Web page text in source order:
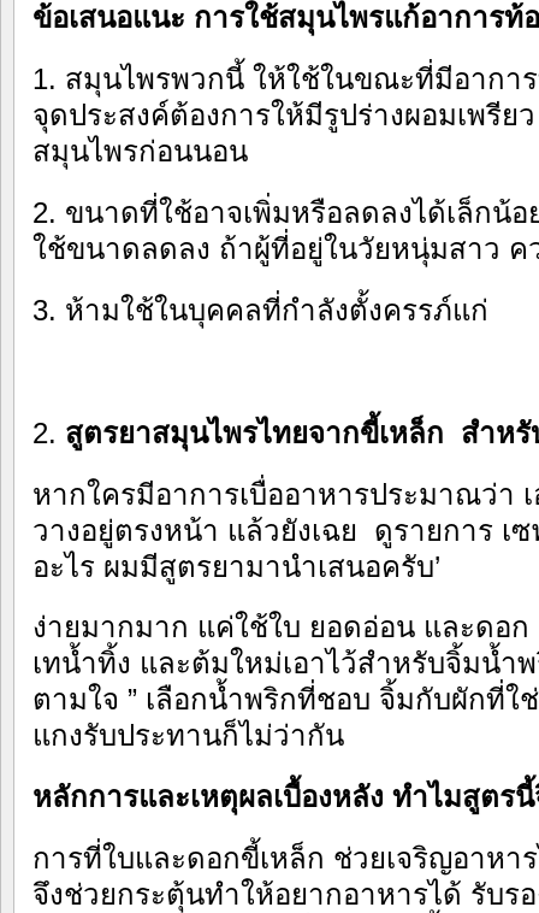
ข้อเสนอแนะ การใช้สมุนไพรแก้อาการท้
1. สมุนไพรพวกนี้ ให้ใช้ในขณะที่มีอากา
จุดประสงค์ต้องการให้มีรูปร่างผอมเพรีย
สมุนไพรก่อนนอน
2. ขนาดที่ใช้อาจเพิ่มหรือลดลงได้เล็กน้อ
ใช้ขนาดลดลง ถ้าผู้ที่อยู่ในวัยหนุ่มสาว ค
3. ห้ามใช้ในบุคคลที่กำลังตั้งครรภ์แก่
2. สูตรยาสมุนไพรไทยจากขี้เหล็ก สำหรั
หากใครมีอาการเบื่ออาหารประมาณว่า
วางอยู่ตรงหน้า แล้วยังเฉย ดูรายการ เ
อะไร ผมมีสูตรยามานำเสนอครับ’
ง่ายมากมาก แค่ใช้ใบ ยอดอ่อน และดอก
เทน้ำทิ้ง และต้มใหม่เอาไว้สำหรับจิ้มน้ำ
ตามใจ ” เลือกน้ำพริกที่ชอบ จิ้มกับผักที่
แกงรับประทานก็ไม่ว่ากัน
หลักการและเหตุผลเบื้องหลัง ทำไมสูตร
การที่ใบและดอกขี้เหล็ก ช่วยเจริญอาหา
จึงช่วยกระตุ้นทำให้อยากอาหารได้ รับร